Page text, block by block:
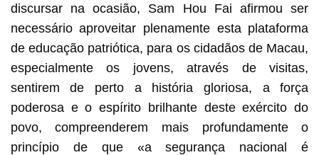
discursar na ocasião, Sam Hou Fai afirmou ser
necessário aproveitar plenamente esta plataforma
de educação patriótica, para os cidadãos de Macau,
especialmente os jovens, através de visitas,
sentirem de perto a história gloriosa, a força
poderosa e o espírito brilhante deste exército do
povo, compreenderem mais profundamente o
princípio de que «a segurança nacional é